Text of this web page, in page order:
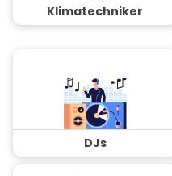
Klimatechniker
DJs